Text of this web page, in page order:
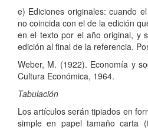
e) Ediciones originales: cuando
no coincida con el de la edición
en el texto por el año original, y
edición al final de la referencia.
Weber, M. (1922). Economía y
Cultura Económica, 1964.
Tabulación
Los artículos serán tipiados en
simple en papel tamaño carta